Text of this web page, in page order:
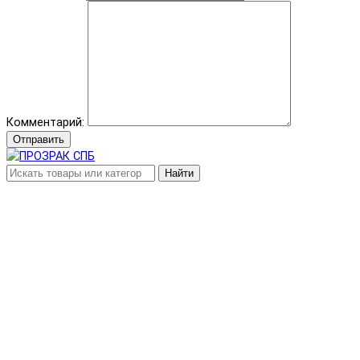
Комментарий:
Отправить
Найти